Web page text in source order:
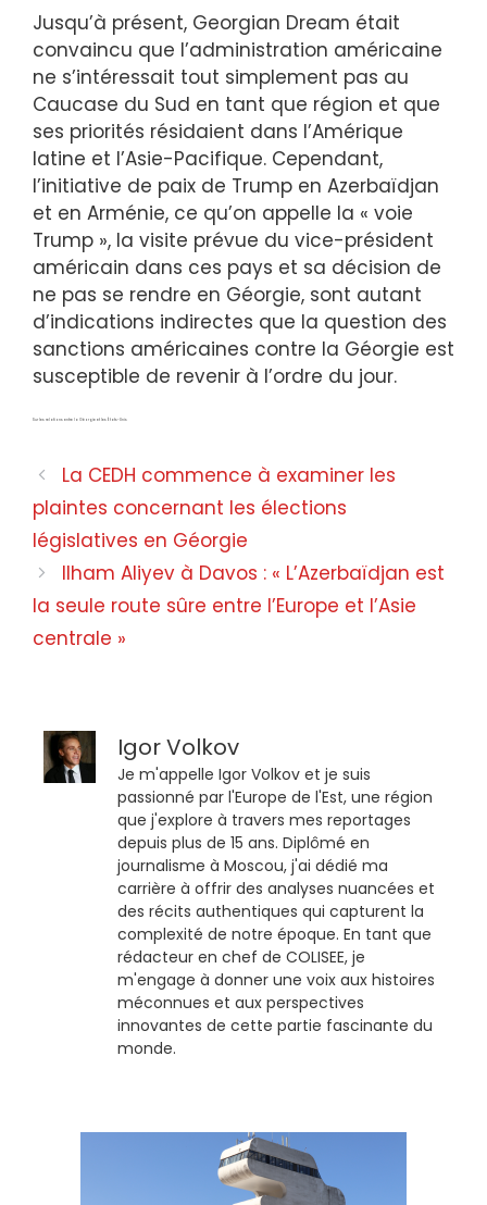
Jusqu’à présent, Georgian Dream était
convaincu que l’administration américaine
ne s’intéressait tout simplement pas au
Caucase du Sud en tant que région et que
ses priorités résidaient dans l’Amérique
latine et l’Asie-Pacifique. Cependant,
l’initiative de paix de Trump en Azerbaïdjan
et en Arménie, ce qu’on appelle la « voie
Trump », la visite prévue du vice-président
américain dans ces pays et sa décision de
ne pas se rendre en Géorgie, sont autant
d’indications indirectes que la question des
sanctions américaines contre la Géorgie est
susceptible de revenir à l’ordre du jour.
Sur les relations entre la Géorgie et les États-Unis
La CEDH commence à examiner les
plaintes concernant les élections
législatives en Géorgie
Ilham Aliyev à Davos : « L’Azerbaïdjan est
la seule route sûre entre l’Europe et l’Asie
centrale »
Igor Volkov
Je m'appelle Igor Volkov et je suis
passionné par l'Europe de l'Est, une région
que j'explore à travers mes reportages
depuis plus de 15 ans. Diplômé en
journalisme à Moscou, j'ai dédié ma
carrière à offrir des analyses nuancées et
des récits authentiques qui capturent la
complexité de notre époque. En tant que
rédacteur en chef de COLISEE, je
m'engage à donner une voix aux histoires
méconnues et aux perspectives
innovantes de cette partie fascinante du
monde.